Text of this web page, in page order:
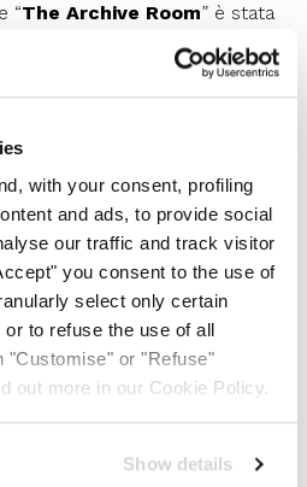
with your consent, profiling
and ads, to provide social
our traffic and track visitor
you consent to the use of
select only certain
to refuse the use of all
or "Refuse"
out more in our Cookie Policy.
Show details
“The Archive Room” è stata
“, un omaggio
più iconici di sempre.
e Fashion Director di
l’importanza di
“Icons Only”:“Il
è una finestra sul passato,